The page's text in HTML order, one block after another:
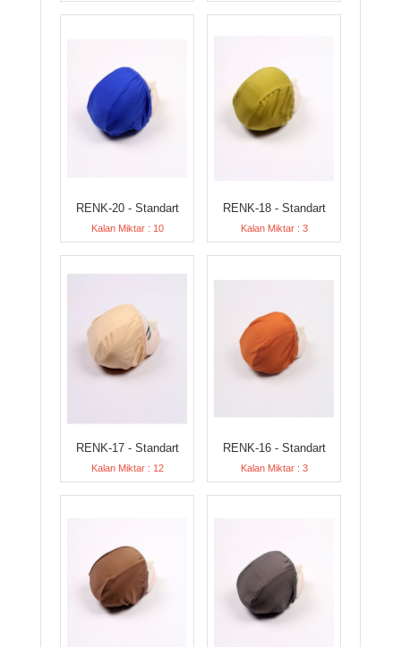
RENK-20 - Standart
Kalan Miktar : 10
RENK-18 - Standart
Kalan Miktar : 3
RENK-17 - Standart
Kalan Miktar : 12
RENK-16 - Standart
Kalan Miktar : 3